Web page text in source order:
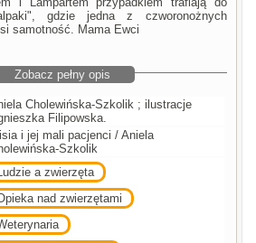
gdzie jedna z czworonożnych
samotność. Mama Ewci
Zobacz pełny opis
Cholewińska-Szkolik ; ilustracje
Filipowska.
i jej mali pacjenci / Aniela
Szkolik
a zwierzęta
nad zwierzętami